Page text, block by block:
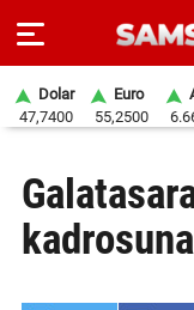
SAYFA
SAMSUN
Dolar
47,7400
Euro
55,2500